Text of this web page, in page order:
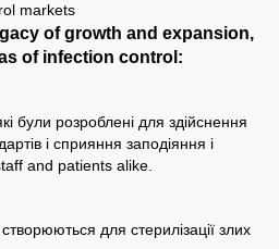
markets
of growth and expansion,
of infection control:
були розроблені для здійснення
і сприяння заподіяння і
and patients alike.
для стерилізації злих